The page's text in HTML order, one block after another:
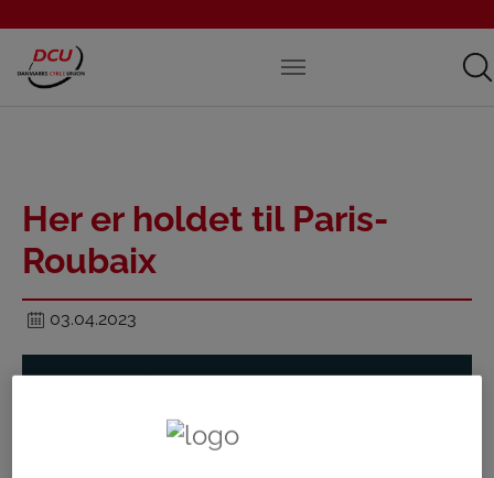
Her er holdet til Paris-
Roubaix
03.04.2023